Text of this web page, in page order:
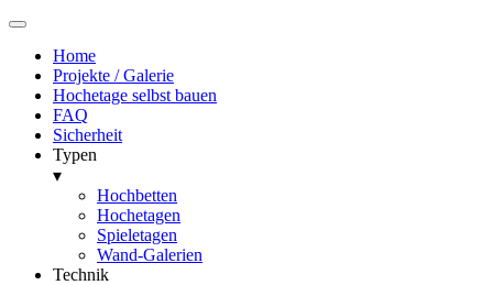
Home
Projekte / Galerie
Hochetage selbst bauen
FAQ
Sicherheit
Typen
▾
Hochbetten
Hochetagen
Spieletagen
Wand-Galerien
Technik